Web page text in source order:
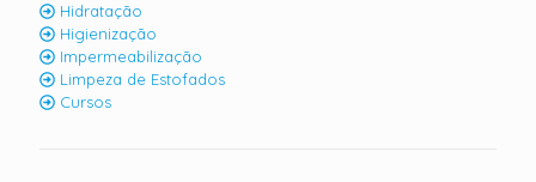
Hidratação
Higienização
Impermeabilização
Limpeza de Estofados
Cursos